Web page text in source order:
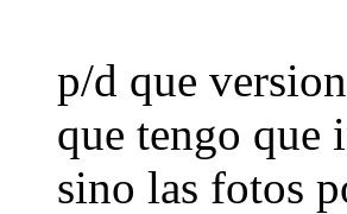
p/d que
que tengo que
sino las fotos